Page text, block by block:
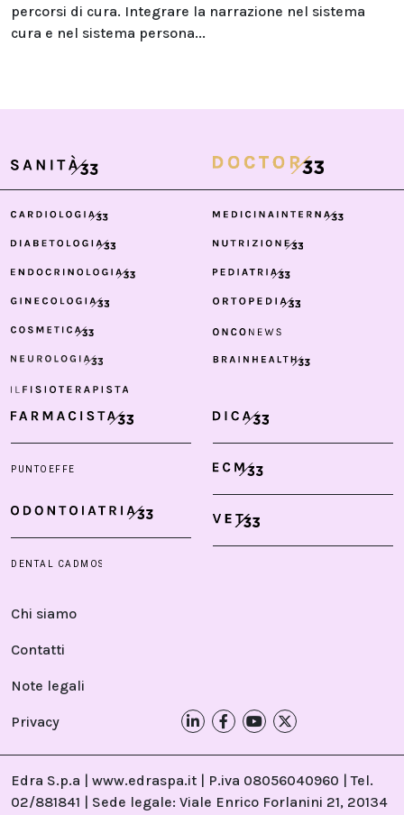
percorsi di cura. Integrare la narrazione nel sistema
cura e nel sistema persona...
Chi siamo
Contatti
Note legali
Privacy
Edra S.p.a | www.edraspa.it | P.iva 08056040960 | Tel.
02/881841 | Sede legale: Viale Enrico Forlanini 21, 20134